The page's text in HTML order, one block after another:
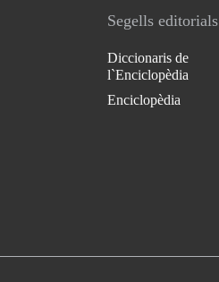
Segells editorials
Diccionaris de
l`Enciclopèdia
Enciclopèdia